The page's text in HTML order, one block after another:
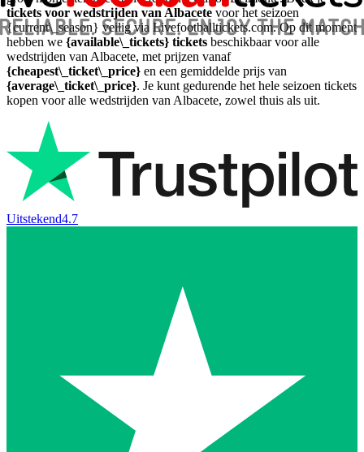
tickets voor wedstrijden van Albacete voor het seizoen
{current\_season} veilig via Livefootballtickets.com. Op dit moment
hebben we {available\_tickets} tickets beschikbaar voor alle
wedstrijden van Albacete, met prijzen vanaf
{cheapest\_ticket\_price} en een gemiddelde prijs van
{average\_ticket\_price}. Je kunt gedurende het hele seizoen tickets
kopen voor alle wedstrijden van Albacete, zowel thuis als uit.
Uitstekend4.7